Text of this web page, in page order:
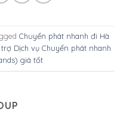
Chuyển phát nhanh đi Hà
Dịch vụ Chuyển phát nhanh
giá tốt.